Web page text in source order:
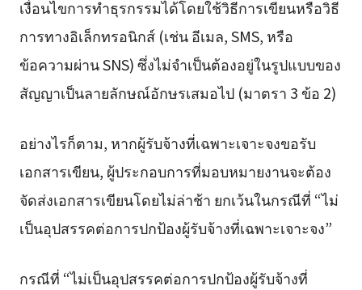
เงื่อนไขการทำธุรกรรมได้โดยใช้วิธีการเขียนหรือวิธี
การทางอิเล็กทรอนิกส์ (เช่น อีเมล, SMS, หรือ
ข้อความผ่าน SNS) ซึ่งไม่จำเป็นต้องอยู่ในรูปแบบของ
สัญญาเป็นลายลักษณ์อักษรเสมอไป (มาตรา 3 ข้อ 2)
อย่างไรก็ตาม, หากผู้รับจ้างที่เฉพาะเจาะจงขอรับ
เอกสารเขียน, ผู้ประกอบการที่มอบหมายงานจะต้อง
จัดส่งเอกสารเขียนโดยไม่ล่าช้า ยกเว้นในกรณีที่ “ไม่
เป็นอุปสรรคต่อการปกป้องผู้รับจ้างที่เฉพาะเจาะจง”
กรณีที่ “ไม่เป็นอุปสรรคต่อการปกป้องผู้รับจ้างที่